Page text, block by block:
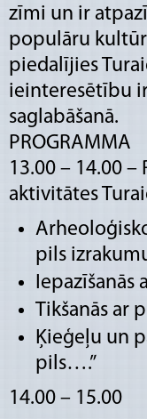
zīmi un ir
populāru
piedalījies
ieinteresētību
saglabāšanā.
PROGRAMMA
13.00 – 14.00
aktivitātes
pils
Tikšanās ar
Ķieģeļu un
pils….”
14.00 – 15.00